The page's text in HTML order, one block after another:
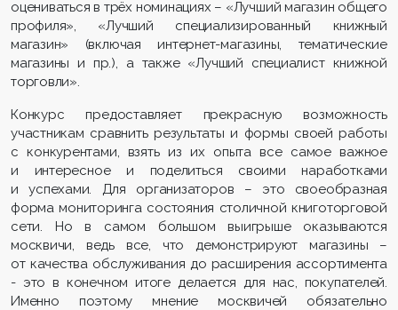
оцениваться в трёх номинациях – «Лучший магазин общего
профиля», «Лучший специализированный книжный
магазин» (включая интернет-магазины, тематические
магазины и пр.), а также «Лучший специалист книжной
торговли».
Конкурс предоставляет прекрасную возможность
участникам сравнить результаты и формы своей работы
с конкурентами, взять из их опыта все самое важное
и интересное и поделиться своими наработками
и успехами. Для организаторов – это своеобразная
форма мониторинга состояния столичной книготорговой
сети. Но в самом большом выигрыше оказываются
москвичи, ведь все, что демонстрируют магазины –
от качества обслуживания до расширения ассортимента
- это в конечном итоге делается для нас, покупателей.
Именно поэтому мнение москвичей обязательно